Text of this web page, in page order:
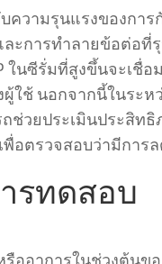
ความรุนแรงของกา
ะการทำลายข้อต่อที่
ในซีรั่มที่สูงขึ้นจะเชื่
ช้ นอกจากนี้ในระหว่
ช่วยประเมินประสิท
อตรวจสอบว่ามีการ
รทดสอบ